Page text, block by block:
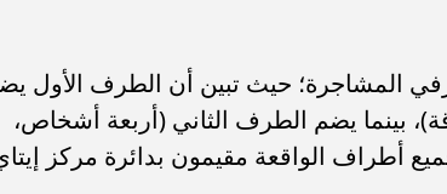
المشاجرة؛ حيث تبين أن الطرف الأول
بينما يضم الطرف الثاني (أربعة أشخاص،
أطراف الواقعة مقيمون بدائرة مركز